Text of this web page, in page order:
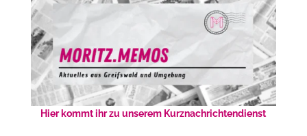
Hier kommt ihr zu unserem Kurznachrichtendienst